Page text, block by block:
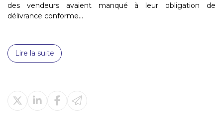
des vendeurs avaient manqué à leur obligation de
délivrance conforme...
Lire la suite